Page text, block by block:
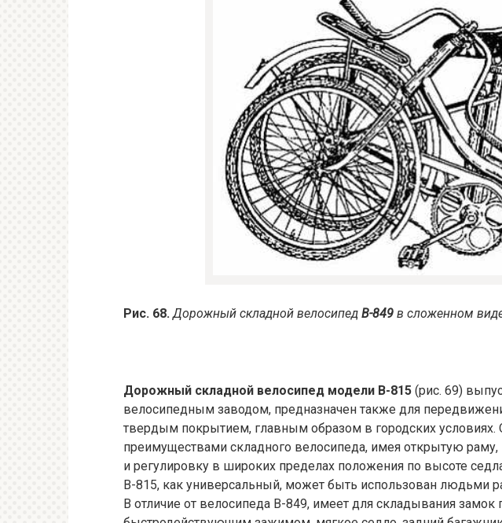
Рис. 68. Дорожный складной велосипед В-849 в сложенном
Дорожный складной велосипед модели В-815 (рис. 69)
велосипедным заводом, предназначен также для
твердым покрытием, главным образом в городских условиях.
преимуществами складного велосипеда, имея открытую раму,
и регулировку в широких пределах положения по высоте
В-815, как универсальный, может быть использован людьми
В отличие от велосипеда B-849, имеет для складывания замок